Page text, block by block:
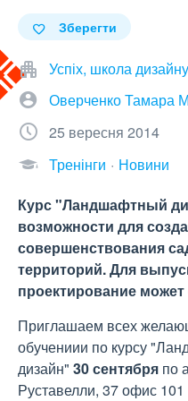
Зберегти
Успіх, школа
Оверченко Тамара
25 вересня 2014
Тренінги
Новини
Курс "Ландшафтный
возможности для
совершенствования
территорий. Для
проектирование
Приглашаем всех
обучениии по курсу
дизайн" 30сентября по
Руставелли, 37 офис 101